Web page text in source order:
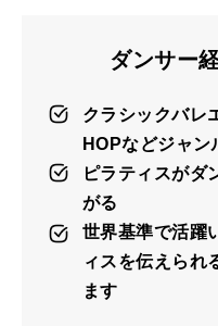
ダンサー
クラシックバレ
HOPなどジャン
ピラティスがダ
がる
世界基準で活躍
ィスを伝えられ
ます